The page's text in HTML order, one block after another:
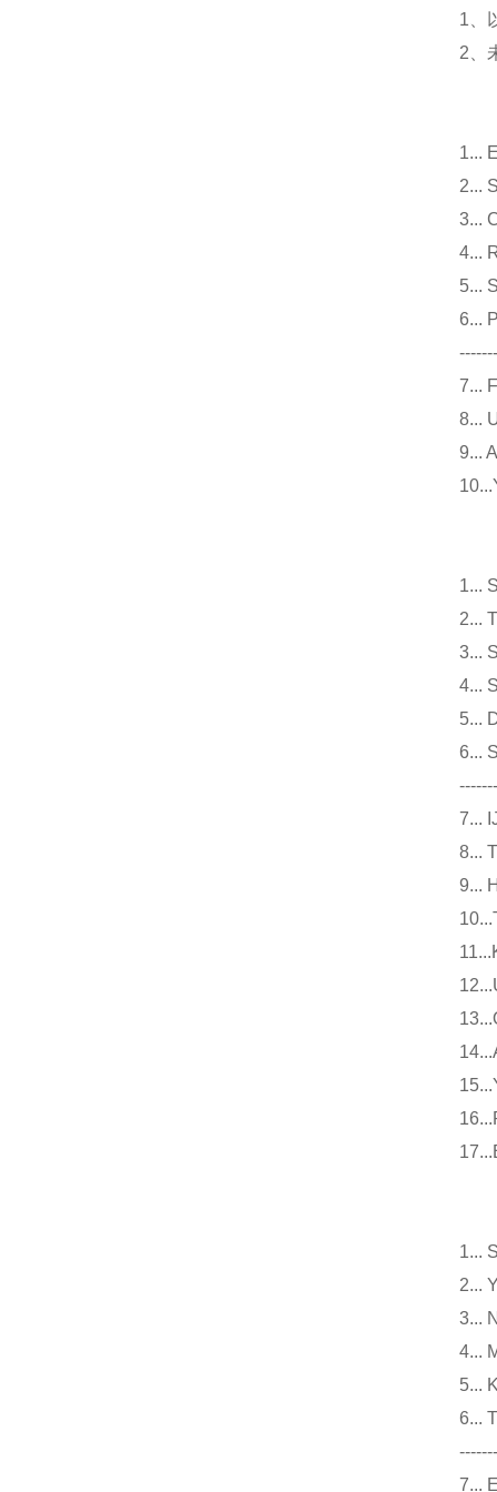
1、
2、
1...
2...
3...
4...
5...
6...
7...
8...
9...
1...
2...
3...
4...
5...
6...
7...
8...
9...
1...
2...
3...
4...
5...
6...
7...